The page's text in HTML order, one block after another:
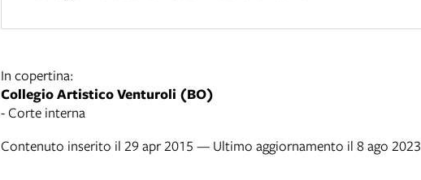
In copertina:
Collegio Artistico Venturoli (BO)
- Corte interna
Contenuto inserito il 29 apr 2015 — Ultimo aggiornamento il 8 ago 2023